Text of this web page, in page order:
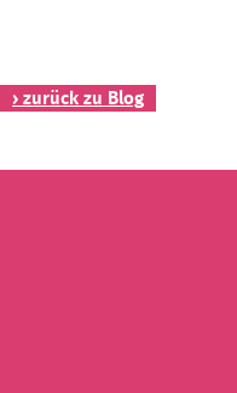
› zurück zu Blog